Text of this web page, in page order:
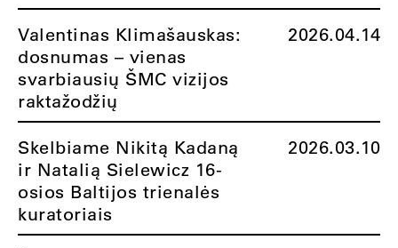
Valentinas Klimašauskas:
dosnumas – vienas
svarbiausių ŠMC vizijos
raktažodžių
2026.04.14
Skelbiame Nikitą Kadaną
ir Natalią Sielewicz 16-
osios Baltijos trienalės
kuratoriais
2026.03.10